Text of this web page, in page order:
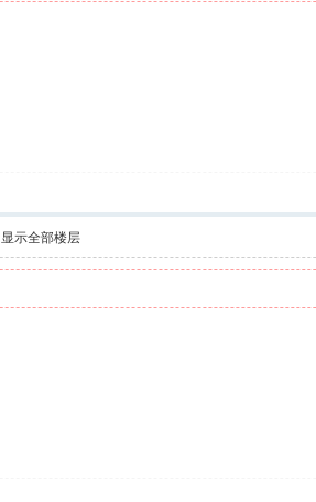
显示全部楼层